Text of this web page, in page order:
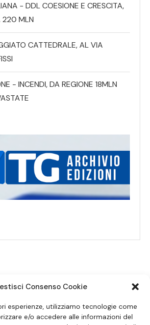
Consenso Cookie
esperienze, utilizziamo tecnologie come
e/o accedere alle informazioni del
- DDL COESIONE E CRESCITA,
220 MLN
CATTEDRALE, AL VIA
- INCENDI, DA REGIONE 18MLN
SEGUICI SUI SOCIAL